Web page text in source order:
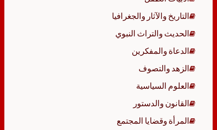
التاريخ والآثار والجغرافيا
الحديث والتراث النبوي
الدعاة والمفكرين
الزهد والتصوف
العلوم السياسية
القانون والدستور
المرأة وقضايا المجتمع